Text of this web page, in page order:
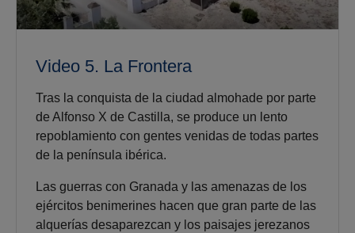
Video 5. La Frontera
Tras la conquista de la ciudad almohade por parte
de Alfonso X de Castilla, se produce un lento
repoblamiento con gentes venidas de todas partes
de la península ibérica.
Las guerras con Granada y las amenazas de los
ejércitos benimerines hacen que gran parte de las
alquerías desaparezcan y los paisajes jerezanos